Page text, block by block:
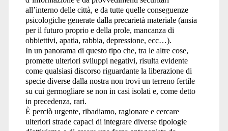
all’interno delle città, e da tutte quelle conseguenze
psicologiche generate dalla precarietà materiale (ansia
per il futuro proprio e della prole, mancanza di
obbiettivi, apatia, rabbia, depressione, ecc…).
In un panorama di questo tipo che, tra le altre cose,
promette ulteriori sviluppi negativi, risulta evidente
come qualsiasi discorso riguardante la liberazione di
specie diverse dalla nostra non trovi un terreno fertile
su cui germogliare se non in casi isolati e, come detto
in precedenza, rari.
È perciò urgente, ribadiamo, ragionare e cercare
ulteriori strade capaci di integrare diverse tipologie